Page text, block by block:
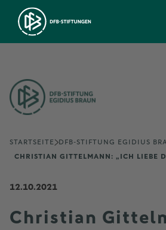
STARTSEITE
DFB-STIFTUNG EGIDIUS
CHRISTIAN GITTELMANN: „ICH LIEBE
12.10.2021
Christian